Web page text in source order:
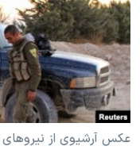
فرهنگ و زندگی
حقوق شهروندی
اقتصادی
علم و فناوری
مستندها
انتخابات ریاست جمهوری
حمله جمهوری اسلامی
رمز مهسا
دنبال کنید
زبانهای مختلف
عکس آرشیوی از